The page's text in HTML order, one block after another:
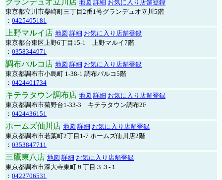
グランデュオ立川店 地図 詳細 お気に入り店舗登録
東京都立川市柴崎町三丁目2番1号グランデュオ立川5階
： 0425405181
上野マルイ店 地図 詳細 お気に入り店舗登録
東京都台東区上野6丁目15-1 上野マルイ7階
： 0358344971
調布パルコ店 地図 詳細 お気に入り店舗登録
東京都調布市小島町 1-38-1 調布パルコ5階
： 0424401734
キテラタウン調布店 地図 詳細 お気に入り店舗登録
東京都調布市菊野台1-33-3 キテラタウン調布2F
： 0424436151
ホームズ仙川店 地図 詳細 お気に入り店舗登録
東京都調布市若葉町2丁目1-7 ホームズ仙川店2階
： 0353847711
三鷹東八店 地図 詳細 お気に入り店舗登録
東京都調布市深大寺東町８丁目３３-１
： 0422706531